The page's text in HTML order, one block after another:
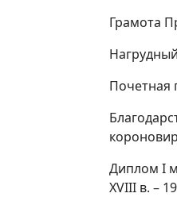
Грамота
Почетная
Диплом I
XVIII в. –